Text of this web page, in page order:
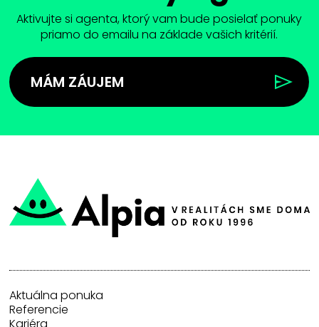
Aktivujte si agenta, ktorý vam bude posielať ponuky
priamo do emailu na základe vašich kritérií.
MÁM ZÁUJEM
Aktuálna ponuka
Referencie
Kariéra